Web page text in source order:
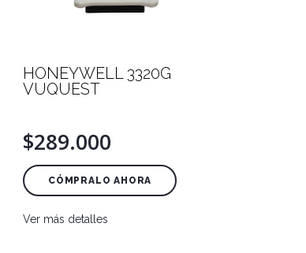
HONEYWELL 3320G
VUQUEST
$289.000
CÓMPRALO AHORA
Ver más detalles